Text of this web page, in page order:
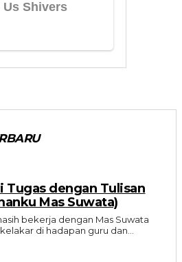
Tugas dengan Tulisan
Mas Suwata)
bekerja dengan Mas Suwata
di hadapan guru dan...